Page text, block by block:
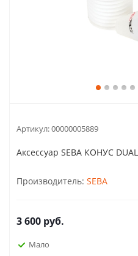
Артикул:00000005889
Аксессуар SEBA КОНУС
Производитель: SEBA
3 600 руб.
Мало